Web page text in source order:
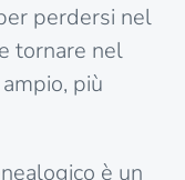
perdersi nel
tornare nel
più
è un